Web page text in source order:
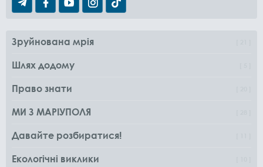
Зруйнована мрія
Шлях додому
Право знати
МИ З МАРІУПОЛЯ
Давайте розбиратися!
Екологічні виклики